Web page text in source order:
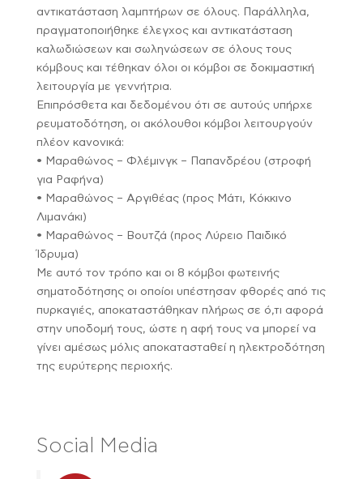
αντικατάσταση λαμπτήρων σε όλους. Παράλληλα,
πραγματοποιήθηκε έλεγχος και αντικατάσταση
καλωδιώσεων και σωληνώσεων σε όλους τους
κόμβους και τέθηκαν όλοι οι κόμβοι σε δοκιμαστική
λειτουργία με γεννήτρια.
Επιπρόσθετα και δεδομένου ότι σε αυτούς υπήρχε
ρευματοδότηση, οι ακόλουθοι κόμβοι λειτουργούν
πλέον κανονικά:
• Μαραθώνος – Φλέμινγκ – Παπανδρέου (στροφή
για Ραφήνα)
• Μαραθώνος – Αργιθέας (προς Μάτι, Κόκκινο
Λιμανάκι)
• Μαραθώνος – Βουτζά (προς Λύρειο Παιδικό
Ίδρυμα)
Με αυτό τον τρόπο και οι 8 κόμβοι φωτεινής
σηματοδότησης οι οποίοι υπέστησαν φθορές από τις
πυρκαγιές, αποκαταστάθηκαν πλήρως σε ό,τι αφορά
στην υποδομή τους, ώστε η αφή τους να μπορεί να
γίνει αμέσως μόλις αποκατασταθεί η ηλεκτροδότηση
της ευρύτερης περιοχής.
Social Media